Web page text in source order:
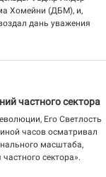
Хомейни (ДБМ), и,
дань уважения
частного сектора
Его Светлость
часов осматривал
масштаба,
сектора».